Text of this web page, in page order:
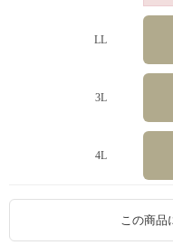
LL
3L
4L
この商品